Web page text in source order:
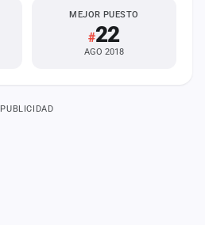
MEJOR PUESTO
#22
AGO 2018
PUBLICIDAD